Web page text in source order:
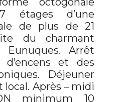
étages d’une
de plus de 21
du charmant
Eunuques. Arrêt
et des
Déjeuner
local. Après – midi
minimum 10